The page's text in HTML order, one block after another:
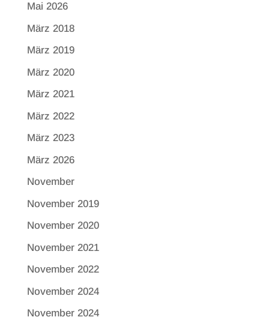
Mai 2026
März 2018
März 2019
März 2020
März 2021
März 2022
März 2023
März 2026
November
November 2019
November 2020
November 2021
November 2022
November 2024
November 2024